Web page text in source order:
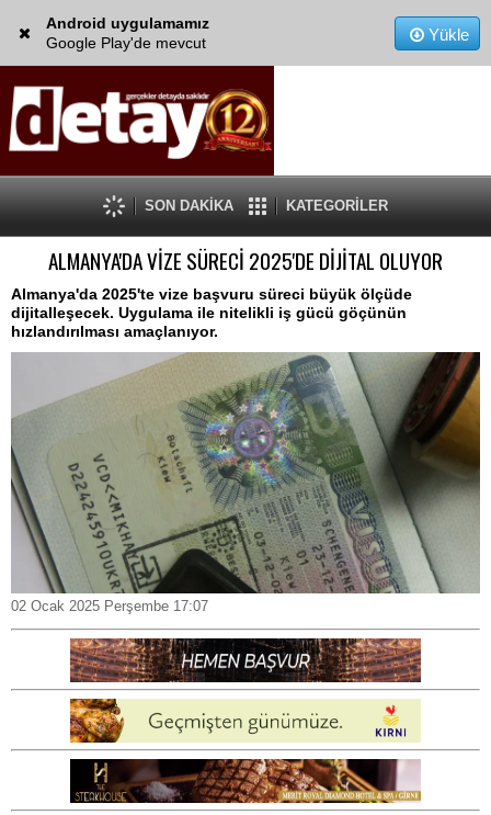
Android uygulamamız
Google Play'de mevcut
Yükle
SON DAKİKA KATEGORİLER
ALMANYA'DA VİZE SÜRECİ 2025'DE DİJİTAL OLUYOR
Almanya'da 2025'te vize başvuru süreci büyük ölçüde
dijitalleşecek. Uygulama ile nitelikli iş gücü göçünün
hızlandırılması amaçlanıyor.
02 Ocak 2025 Perşembe 17:07